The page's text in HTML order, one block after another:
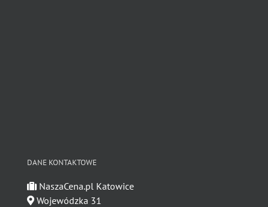
DANE KONTAKTOWE
NaszaCena.pl Katowice
Wojewódzka 31